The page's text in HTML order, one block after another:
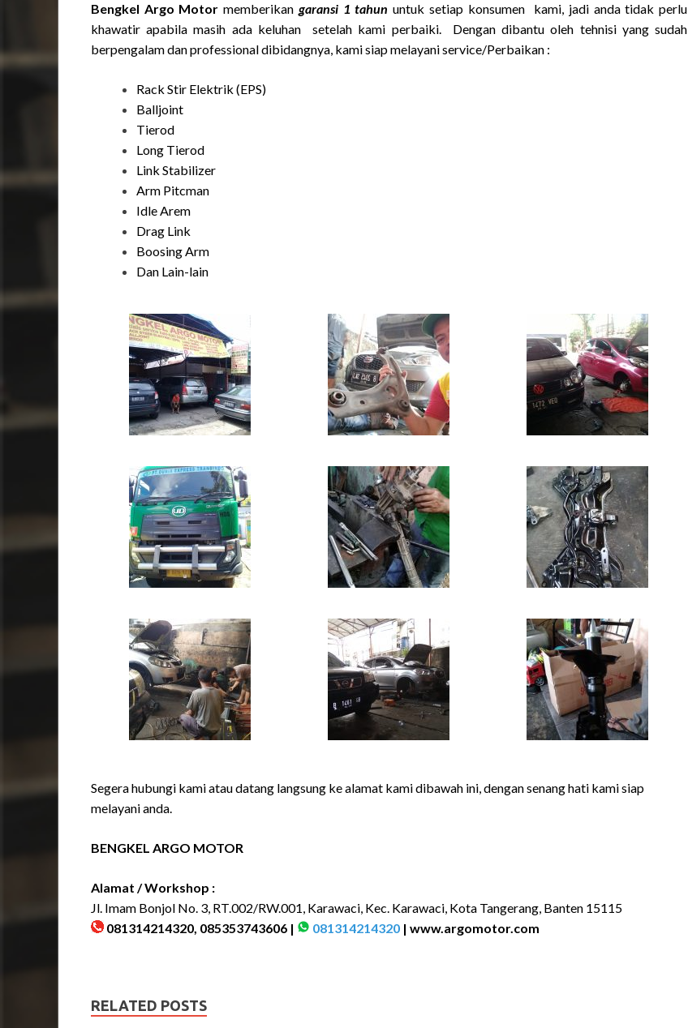
Bengkel Argo Motormemberikan garansi 1 tahun untuk setiap konsumen kami, jadi anda tidak perlu
khawatir apabila masih ada keluhan setelah kami perbaiki. Dengan dibantu oleh tehnisi yang sudah
berpengalam dan professional dibidangnya, kami siap melayani service/Perbaikan :
Rack Stir Elektrik (EPS)
Balljoint
Tierod
Long Tierod
Link Stabilizer
Arm Pitcman
Idle Arem
Drag Link
Boosing Arm
Dan Lain-lain
Segera hubungi kami atau datang langsung ke alamat kami dibawah ini, dengan senang hati kami siap
melayani anda.
BENGKEL ARGO MOTOR
Alamat / Workshop :
Jl. Imam Bonjol No. 3, RT.002/RW.001, Karawaci, Kec. Karawaci, Kota Tangerang, Banten 15115
081314214320, 085353743606 |
081314214320 | www.argomotor.com
RELATED POSTS